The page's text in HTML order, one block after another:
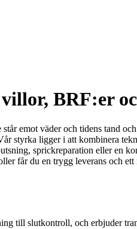
BRF:er
emot väder och tidens tand
styrka ligger i att kombinera
sprickreparation eller en
får du en trygg leverans och
till slutkontroll, och erbjuder